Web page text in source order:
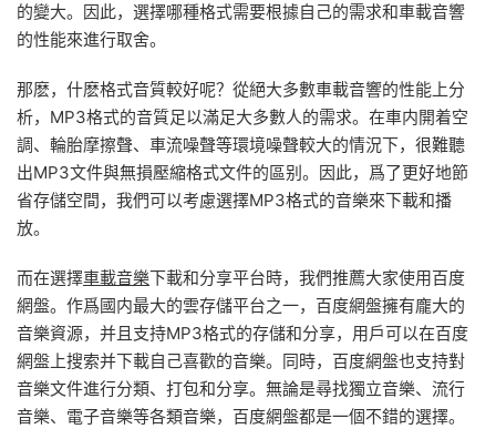
的變大。因此，選擇哪種格式需要根據自己的需求和車載音響
的性能來進行取舍。
那麽，什麽格式音質較好呢？從絕大多數車載音響的性能上分
析，MP3格式的音質足以滿足大多數人的需求。在車内開着空
調、輪胎摩擦聲、車流噪聲等環境噪聲較大的情況下，很難聽
出MP3文件與無損壓縮格式文件的區别。因此，爲了更好地節
省存儲空間，我們可以考慮選擇MP3格式的音樂來下載和播
放。
而在選擇車載音樂下載和分享平台時，我們推薦大家使用百度
網盤。作爲國内最大的雲存儲平台之一，百度網盤擁有龐大的
音樂資源，并且支持MP3格式的存儲和分享，用戶可以在百度
網盤上搜索并下載自己喜歡的音樂。同時，百度網盤也支持對
音樂文件進行分類、打包和分享。無論是尋找獨立音樂、流行
音樂、電子音樂等各類音樂，百度網盤都是一個不錯的選擇。